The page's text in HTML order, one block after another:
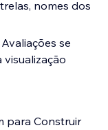
nomes dos
se
para Construir